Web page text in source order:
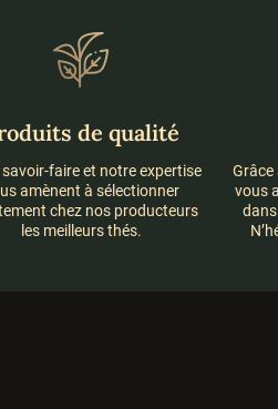
choisies
du
de qualité
faire et notre expertise
amènent à sélectionner
chez nos producteurs
les meilleurs thés.
Grâce
vous